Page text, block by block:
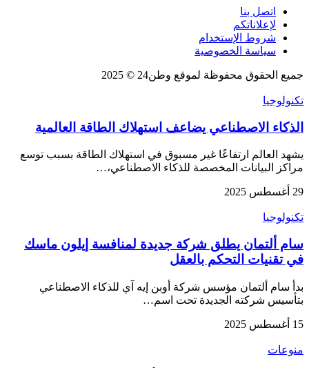
اتصل بنا
لإعلاناتكم
شروط الإستخدام
سياسة الخصوصية
جميع الحقوق محفوظة لموقع وطن24 © 2025
تكنولوجيا
الذكاء الاصطناعي يضاعف استهلاك الطاقة العالمية
يشهد العالم ارتفاعًا غير مسبوق في استهلاك الطاقة بسبب توسع
مراكز البيانات المخصصة للذكاء الاصطناعي،…
29 أغسطس 2025
تكنولوجيا
سام ألتمان يطلق شركة جديدة لمنافسة إيلون ماسك
في تقنيات التحكم بالعقل
بدأ سام ألتمان مؤسس شركة أوبن إيه آي للذكاء الاصطناعي
بتأسيس شركته الجديدة تحت اسم…
15 أغسطس 2025
منوعات